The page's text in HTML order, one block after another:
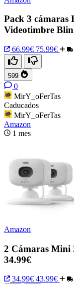
Pack 3 cámaras
Videotimbre
66.99€ 75.99€
599
0
MirY_oFerTas
Caducados
MirY_oFerTas
Amazon
1 mes
Amazon
2 Cámaras Mini
34.99€
34.99€ 43.99€